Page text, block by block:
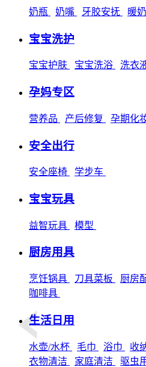
奶瓶 奶嘴 牙胶安抚 暖
宝宝洗护
宝宝护肤 宝宝洗浴 洗衣
孕妈专区
营养品 产后修复 孕期化
安全出行
安全座椅 学步车
宝宝玩具
益智玩具 模型
厨房用具
烹饪锅具 刀具菜板 厨房
咖啡具
生活日用
水壶/水杯 毛巾 浴巾 收
衣物清洁
家庭清洁 驱虫